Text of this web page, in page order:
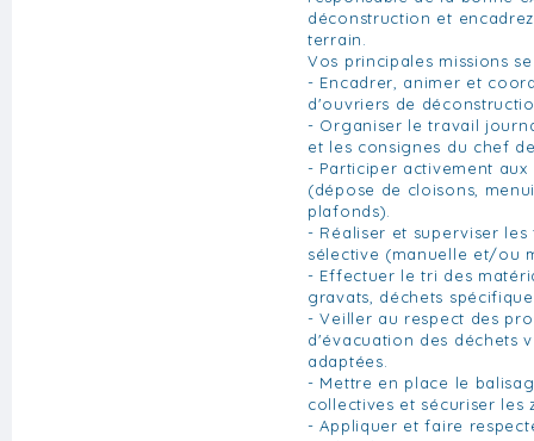
déconstruction et
terrain.
Vos principales missions
- Encadrer, animer et
d'ouvriers de
- Organiser le travail
et les consignes du chef
- Participer activement
(dépose de cloisons,
plafonds).
- Réaliser et superviser
sélective (manuelle et/ou
- Effectuer le tri des
gravats, déchets
- Veiller au respect des
d'évacuation des déchets
adaptées.
- Mettre en place le
collectives et sécuriser les
- Appliquer et faire